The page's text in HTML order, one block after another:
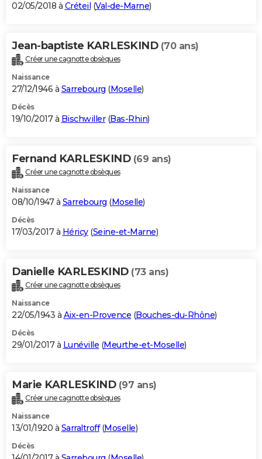
02/05/2018 à Créteil (Val-de-Marne)
Jean-baptiste KARLESKIND (70 ans)
Créer une cagnotte obsèques
Naissance
27/12/1946 à Sarrebourg (Moselle)
Décès
19/10/2017 à Bischwiller(Bas-Rhin)
Fernand KARLESKIND (69 ans)
Créer une cagnotte obsèques
Naissance
08/10/1947 à Sarrebourg (Moselle)
Décès
17/03/2017 à Héricy(Seine-et-Marne)
Danielle KARLESKIND (73 ans)
Créer une cagnotte obsèques
Naissance
22/05/1943 à Aix-en-Provence (Bouches-du-Rhône)
Décès
29/01/2017 à Lunéville (Meurthe-et-Moselle)
Marie KARLESKIND (97 ans)
Créer une cagnotte obsèques
Naissance
13/01/1920 à Sarraltroff(Moselle)
Décès